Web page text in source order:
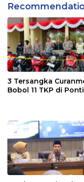
3 Tersangka
Bobol 11 TKP di